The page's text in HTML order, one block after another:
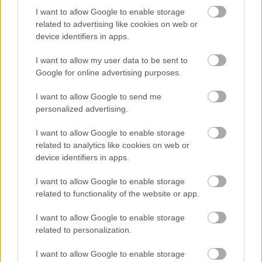
I want to allow Google to enable storage
related to advertising like cookies on web or
device identifiers in apps.
I want to allow my user data to be sent to
Google for online advertising purposes.
I want to allow Google to send me
personalized advertising.
I want to allow Google to enable storage
related to analytics like cookies on web or
device identifiers in apps.
I want to allow Google to enable storage
related to functionality of the website or app.
I want to allow Google to enable storage
related to personalization.
I want to allow Google to enable storage
Krosno > Klasa Okręgowa - sytuacja w tabeli
Przed meczami 11. kolejki - Klasa O Krosno gospodarze (Przełom Besko)
miejscu.
Poniżej znajdziesz także ostatnie mecze obu drużyn oraz statystyki
Przełom Besko vs. Nafta Jedlicze - relacja, wynik na żywo,
transmisja
Wynik meczu Przełom Besko - Nafta Jedlicze znajdziesz na naszej stronie
zaraz po jego zakończeniu. Jeżeli szukasz informacji meczowych, zajrzyj
Przełom Besko vs. Nafta Jedlicze - wynik, składy, strzelcy
Jeżeli w internecie lub TV dostępna jest
albo innych spotkań Krosno > Klasa
Okręgowa na pewno znajdziesz takie informacje na naszym portalu.
Możliwe jednak, że nigdzie nie pojawi się stream online z tego pojedynku.
Asseco Resovia| Developres Rzeszów |ITA TOOLS Stal Mielec